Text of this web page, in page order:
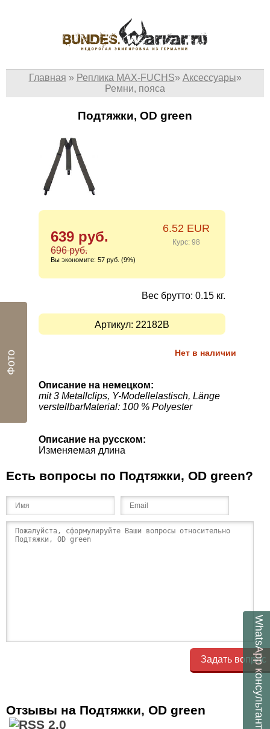
Главная » Реплика MAX-FUCHS» Аксессуары»
Ремни, пояса
Подтяжки, OD green
639 руб.
696 руб.
Вы экономите: 57 руб. (9%)
6.52 EUR
Курс: 98
Вес брутто: 0.15 кг.
Артикул: 22182B
Нет в наличии
Описание на немецком:
mit 3 Metallclips, Y-Modellelastisch, Länge
verstellbarMaterial: 100 % Polyester
Описание на русском:
Изменяемая длина
Есть вопросы по Подтяжки, OD green?
Задать вопрос
Отзывы на Подтяжки, OD green
WhatsApp
консультант
Фото